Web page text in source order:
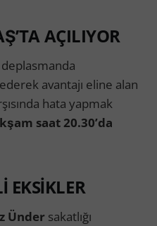
AÇILIYOR
deplasmanda
avantajı eline alan
hata yapmak
saat 20.30’da
EKSİKLER
Ünder sakatlığı